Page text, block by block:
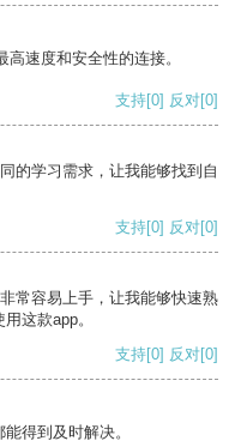
速度和安全性的连接。
支持[0] 反对[0]
的学习需求，让我能够找到自
支持[0] 反对[0]
常容易上手，让我能够快速熟
这款app。
支持[0] 反对[0]
得到及时解决。